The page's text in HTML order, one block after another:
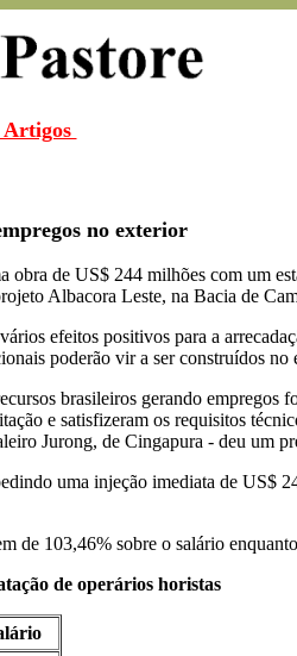
Artigos
no exterior
de US$ 244 milhões com um
Albacora Leste, na Bacia de
efeitos positivos para a
poderão vir a ser construídos no
brasileiros gerando
e satisfizeram os requisitos
Jurong, de Cingapura - deu um
uma injeção imediata de US$
de 103,46% sobre o salário
de operários horistas